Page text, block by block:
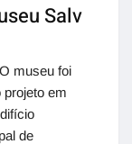
Salv
museu foi
projeto em
de